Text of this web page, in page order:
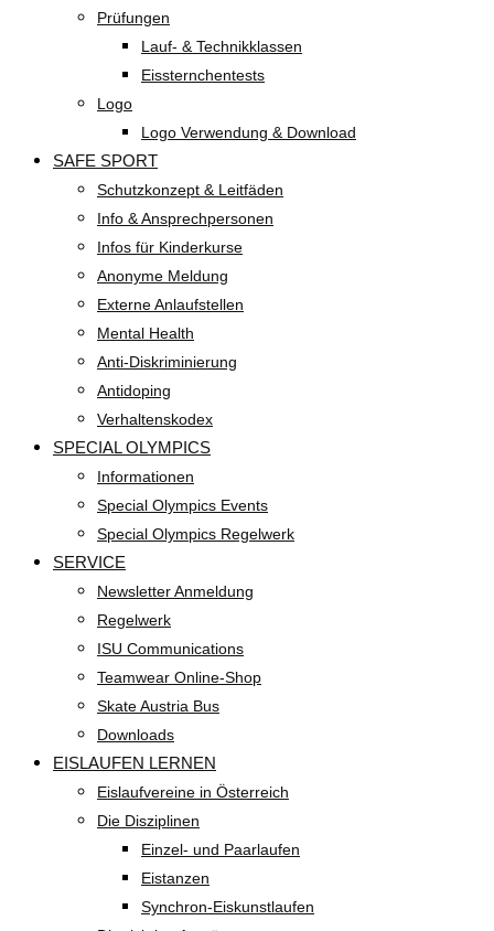
Prüfungen
Lauf- & Technikklassen
Eissternchentests
Logo
Logo Verwendung & Download
SAFE SPORT
Schutzkonzept & Leitfäden
Info & Ansprechpersonen
Infos für Kinderkurse
Anonyme Meldung
Externe Anlaufstellen
Mental Health
Anti-Diskriminierung
Antidoping
Verhaltenskodex
SPECIAL OLYMPICS
Informationen
Special Olympics Events
Special Olympics Regelwerk
SERVICE
Newsletter Anmeldung
Regelwerk
ISU Communications
Teamwear Online-Shop
Skate Austria Bus
Downloads
EISLAUFEN LERNEN
Eislaufvereine in Österreich
Die Disziplinen
Einzel- und Paarlaufen
Eistanzen
Synchron-Eiskunstlaufen